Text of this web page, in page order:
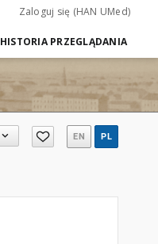
Zaloguj się (HAN UMed)
HISTORIA PRZEGLĄDANIA
EN PL